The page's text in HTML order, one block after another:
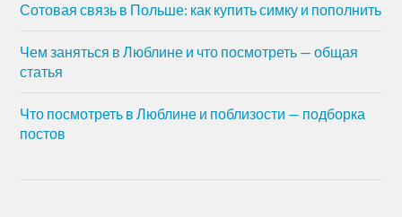
Сотовая связь в Польше: как купить симку и пополнить
Чем заняться в Люблине и что посмотреть — общая
статья
Что посмотреть в Люблине и поблизости — подборка
постов